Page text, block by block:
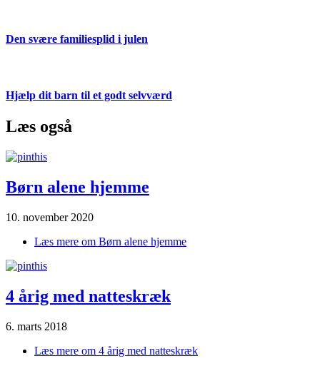
Den svære familiesplid i julen
Hjælp dit barn til et godt selvværd
Læs også
Børn alene hjemme
10. november 2020
Læs mere om Børn alene hjemme
4 årig med natteskræk
6. marts 2018
Læs mere om 4 årig med natteskræk